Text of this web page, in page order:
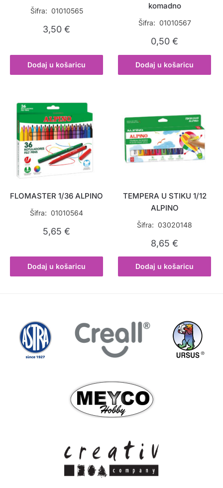
Šifra: 01010565
3,50€
Dodaj u košaricu
komadno
Šifra: 01010567
0,50€
Dodaj u košaricu
FLOMASTER 1/36 ALPINO
Šifra: 01010564
5,65€
Dodaj u košaricu
TEMPERA U STIKU 1/12
ALPINO
Šifra: 03020148
8,65€
Dodaj u košaricu